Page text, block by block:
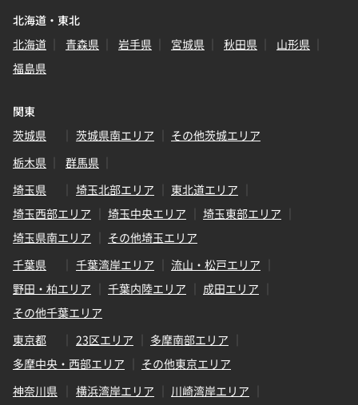
北海道・東北
北海道
青森県 岩手県 宮城県 秋田県
山形県
福島県
関東
茨城県
茨城県南エリア
その他茨城エリア
栃木県
群馬県
埼玉県
埼玉北部エリア
東北道エリア
埼玉西部エリア
埼玉中央エリア
埼玉東部エリア
埼玉県南エリア
その他埼玉エリア
千葉県
千葉湾岸エリア
流山・松戸エリア
野田・柏エリア
千葉内陸エリア
成田エリア
その他千葉エリア
東京都
23区エリア
多摩南部エリア
多摩中央・西部エリア
その他東京エリア
神奈川県
横浜湾岸エリア
川崎湾岸エリア